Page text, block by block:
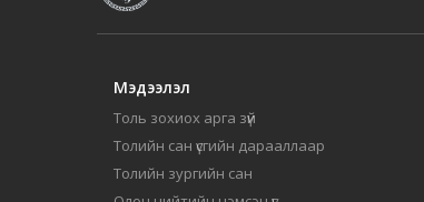
Мэдээлэл
Толь зохиох арга зүй
Толийн сан үсгийн дарааллаар
Толийн зургийн сан